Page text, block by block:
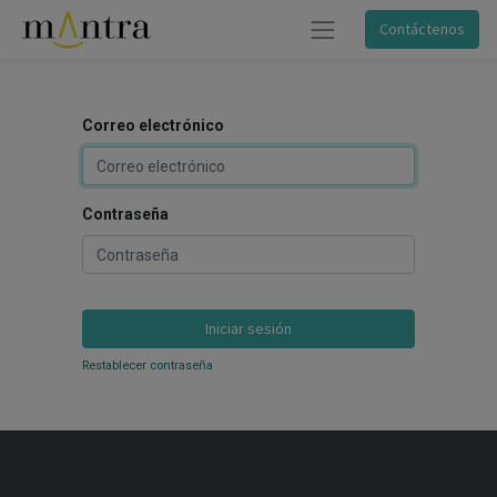
Contáctenos
Correo electrónico
Contraseña
Iniciar sesión
Restablecer contraseña